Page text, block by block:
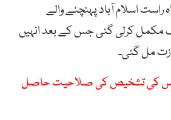
راست اسلام آباد پہنچنے والے
مکمل کرلی گئی جس کے بعد انہیں
مل گئی۔
کی تشخیص کی صلاحیت حاصل